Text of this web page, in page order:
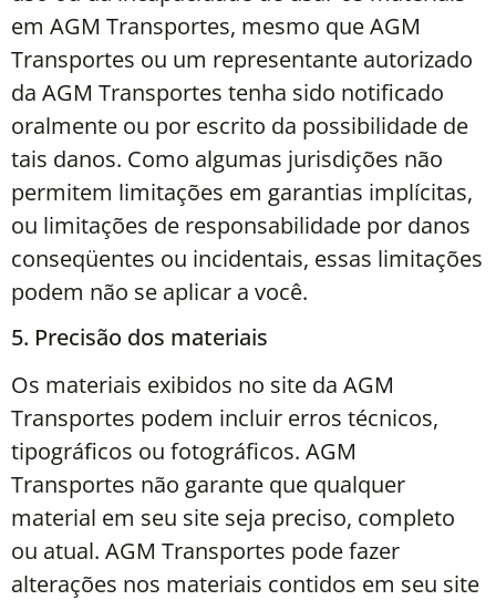
em AGM Transportes, mesmo que AGM
Transportes ou um representante autorizado
da AGM Transportes tenha sido notificado
oralmente ou por escrito da possibilidade de
tais danos. Como algumas jurisdições não
permitem limitações em garantias implícitas,
ou limitações de responsabilidade por danos
conseqüentes ou incidentais, essas limitações
podem não se aplicar a você.
5. Precisão dos materiais
Os materiais exibidos no site da AGM
Transportes podem incluir erros técnicos,
tipográficos ou fotográficos. AGM
Transportes não garante que qualquer
material em seu site seja preciso, completo
ou atual. AGM Transportes pode fazer
alterações nos materiais contidos em seu site